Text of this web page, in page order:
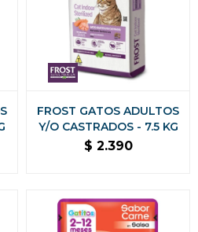
FROST GATOS ADULTOS
Y/O CASTRADOS - 7.5 KG
$ 2.390